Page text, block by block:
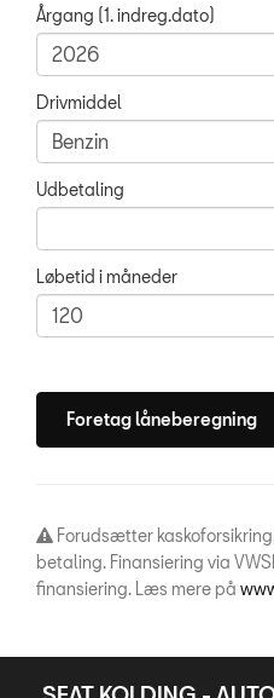
Årgang (1. indreg.dato)
Drivmiddel
Udbetaling
Løbetid i måneder
Forudsætter
betaling. Finansiering via
finansiering. Læs mere på